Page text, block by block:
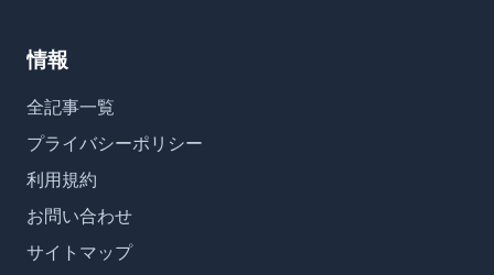
情報
全記事一覧
プライバシーポリシー
利用規約
お問い合わせ
サイトマップ